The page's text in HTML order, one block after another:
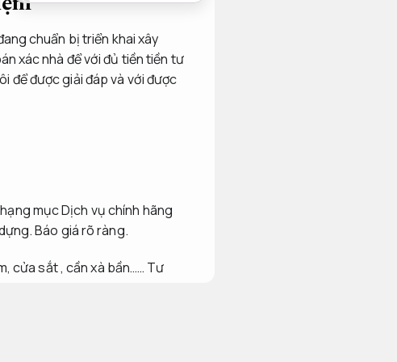
chuẩn bị triển khai xây
xác nhà để với đủ tiền tiền tư
để được giải đáp và với được
mục Dịch vụ chính hãng
Báo giá rõ ràng.
cửa sắt , cần xà bần…… Tư